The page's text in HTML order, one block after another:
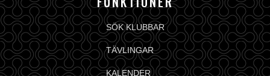
SÖK KLUBBAR
TÄVLINGAR
KALENDER